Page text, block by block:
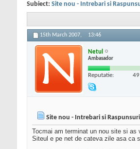
Subiect: Site nou - Intrebari si
15th March 2007, 13:46
Netul
Ambasador
Reputatie: 49
Site nou - Intrebari si
Tocmai am terminat un nou site si as
Siteul e pe net de cateva zile asa ca